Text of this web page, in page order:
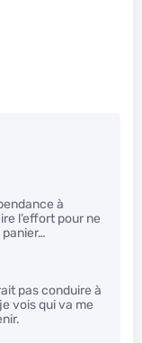
à
l’effort pour ne
pas conduire à
vois qui va me